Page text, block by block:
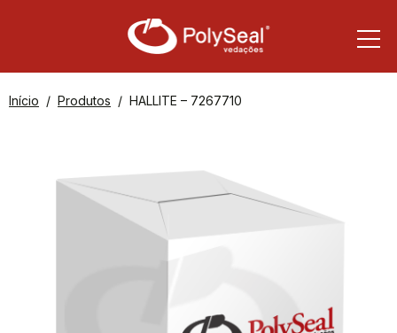
Início Produtos HALLITE – 7267710